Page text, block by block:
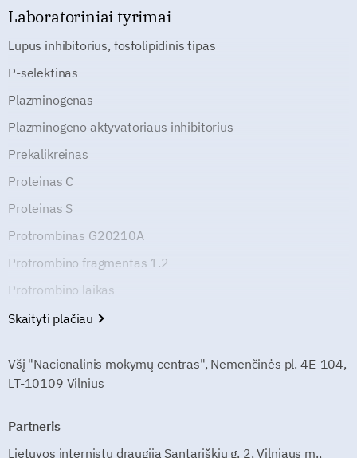
Laboratoriniai tyrimai
Lupus inhibitorius, fosfolipidinis tipas
P-selektinas
Plazminogenas
Plazminogeno aktyvatoriaus inhibitorius
Prekalikreinas
Proteinas C
Proteinas S
Protrombinas G20210A
Protrombino fragmentas 1.2
Protrombino laikas
Skaityti plačiau
Všį "Nacionalinis mokymų centras", Nemenčinės pl. 4E-104,
LT-10109 Vilnius
Partneris
Lietuvos internistų draugija Santariškių g. 2, Vilniaus m.,